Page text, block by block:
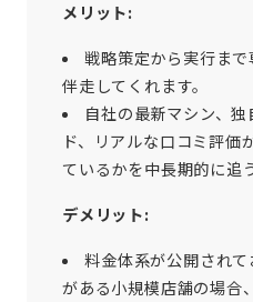
メリット:
戦略策定から実行ま
伴走してくれます。
自社の最新マシン、
ド、リアルな口コミ評価
ているかを中長期的に追
デメリット:
料金体系が公開され
がある小規模店舗の場合